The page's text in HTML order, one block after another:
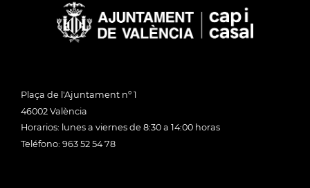
Plaça de l'Ajuntament nº 1
46002 València
Horarios: lunes a viernes de 8:30 a 14:00 horas
Teléfono: 963 52 54 78